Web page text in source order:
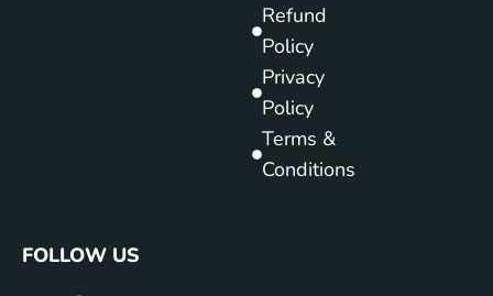
Refund
Policy
Privacy
Policy
Terms &
Conditions
FOLLOW US